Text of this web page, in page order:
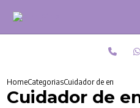
HomeCategoriasCuidador de
Cuidador de